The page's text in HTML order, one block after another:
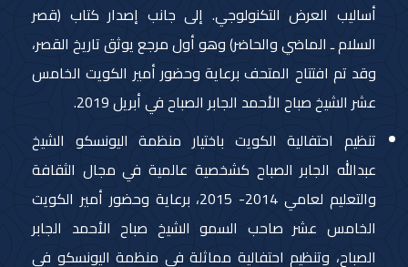
أساليب العرض التكنولوجي. إلى جانب إصدار كتاب (قصر
السلام ـ الماضي والحاضر) وهو أول مرجع يوثق تاريخ القصر،
وقد تم افتتاح المتحف برعاية وحضور أمير الكويت الخامس
عشر الشيخ صباح الأحمد الجابر الصباح في أبريل 2019.
تنظيم احتفالية الكويت باختيار منظمة اليونسكو الشيخ
عبدالله الجابر الصباح كشخصية عالمية في مجال الثقافة
والتعليم لعامي 2014- 2015، برعاية وحضور أمير الكويت
الخامس عشر صاحب السمو الشيخ صباح الأحمد الجابر
الصباح، وتنظيم احتفالية مماثلة في منظمة اليونسكو في